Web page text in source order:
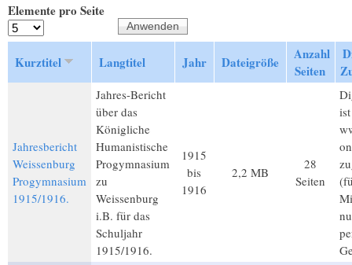
Elemente pro Seite
Kurztitel Langtitel Jahr Dateigröße
Anzahl
Seiten
Jahresbericht
Weissenburg
Progymnasium
1915/1916.
Jahres-Bericht
über das
Königliche
Humanistische
Progymnasium
zu
Weissenburg
i.B. für das
Schuljahr
1915/1916.
1915
bis
1916
2,2 MB
28
Seiten